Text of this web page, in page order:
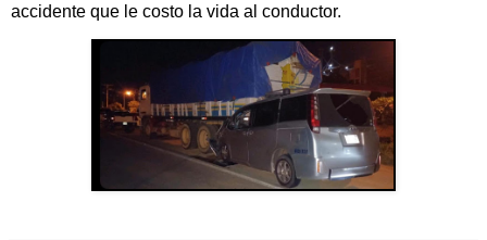
accidente que le costo la vida al conductor.